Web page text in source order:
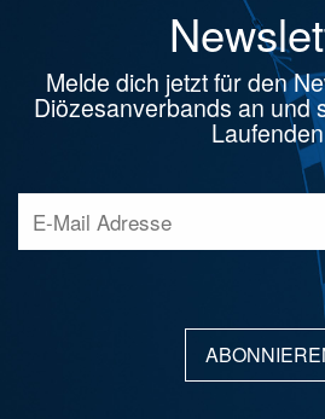
Melde dich jetzt für den
Diözesanverbands an und